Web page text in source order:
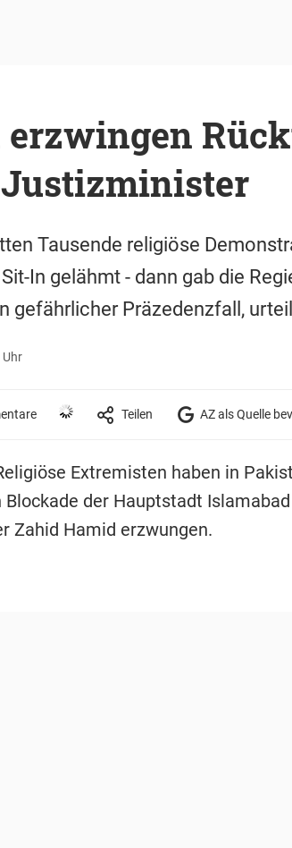
Tausende religiöse
In gelähmt - dann gab die
gefährlicher Präzedenzfall,
Teilen AZ als Quelle
Extremisten haben in
Blockade der Hauptstadt
Zahid Hamid erzwungen.